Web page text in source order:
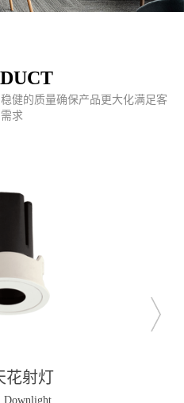
健的质量确保产品更大化满足客
求
花射灯
Downlight